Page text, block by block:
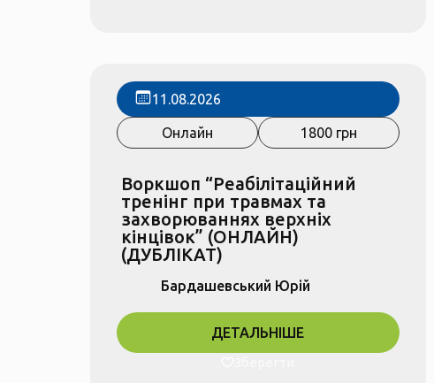
11.08.2026
Онлайн 1800 грн
Воркшоп “Реабілітаційний
тренінг при травмах та
захворюваннях верхніх
кінцівок” (ОНЛАЙН)
(ДУБЛІКАТ)
Бардашевський Юрій
ДЕТАЛЬНІШЕ